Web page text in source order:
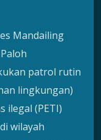
Mandailing
patrol rutin
lingkungan)
ilegal (PETI)
wilayah